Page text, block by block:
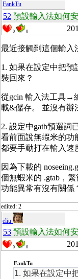
FankTu
52 預設輸入法如何
0 0
最近接觸到這個輸入
1. 如果在設定中把
裝回來？
從gcin 輸入法工具→
載&儲存。 並沒有
2. 設定中gatb預選詞
看前面說無蝦米的功
都要手動打在輸入
因為下載的
個無蝦米的 .gtab，
功能異常有沒有關係
edited: 2
eliu
53 預設輸入法如何
0 0
FankTu
1. 如果在設定中